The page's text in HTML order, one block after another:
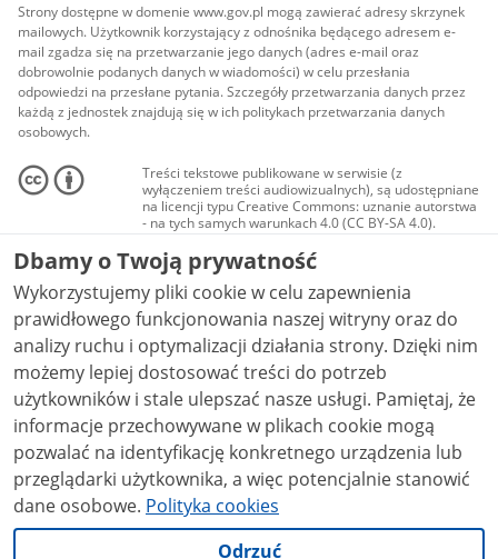
Strony dostępne w domenie www.gov.pl mogą zawierać adresy skrzynek
mailowych. Użytkownik korzystający z odnośnika będącego adresem e-
mail zgadza się na przetwarzanie jego danych (adres e-mail oraz
dobrowolnie podanych danych w wiadomości) w celu przesłania
odpowiedzi na przesłane pytania. Szczegóły przetwarzania danych przez
każdą z jednostek znajdują się w ich politykach przetwarzania danych
osobowych.
Treści tekstowe publikowane w serwisie (z
wyłączeniem treści audiowizualnych), są udostępniane
na licencji typu Creative Commons: uznanie autorstwa
- na tych samych warunkach 4.0 (CC BY-SA 4.0).
Materiały audiowizualne, w tym zdjęcia, materiały
audio i wideo, są udostępniane na licencji typu
Creative Commons: uznanie autorstwa użycie
niekomercyjne - bez utworów zależnych 4.0 (CC BY-
NC-ND 4.0), o ile nie jest to stwierdzone inaczej.
Dbamy o Twoją prywatność
Wykorzystujemy pliki cookie w celu zapewnienia
prawidłowego funkcjonowania naszej witryny oraz do
analizy ruchu i optymalizacji działania strony. Dzięki nim
możemy lepiej dostosować treści do potrzeb
użytkowników i stale ulepszać nasze usługi. Pamiętaj, że
informacje przechowywane w plikach cookie mogą
pozwalać na identyfikację konkretnego urządzenia lub
przeglądarki użytkownika, a więc potencjalnie stanowić
dane osobowe. Polityka cookies
Odrzuć